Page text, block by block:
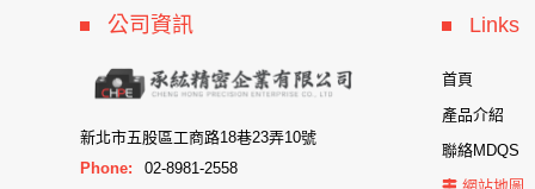
公司資訊
新北市五股區工商路18巷23弄10號
Phone:
02-8981-2558
Links
首頁
產品介紹
聯絡MDQS